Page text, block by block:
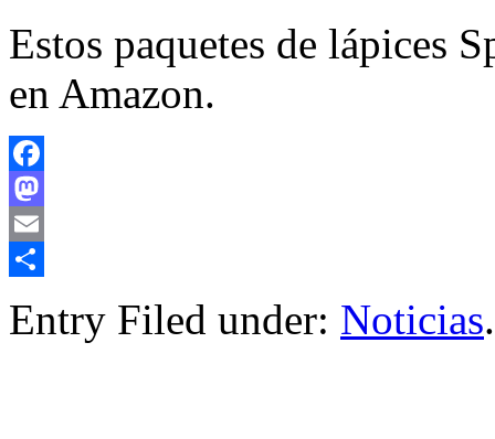
Estos paquetes de lápices
en Amazon.
Facebook
Mastodon
Email
Entry Filed under: Noticias